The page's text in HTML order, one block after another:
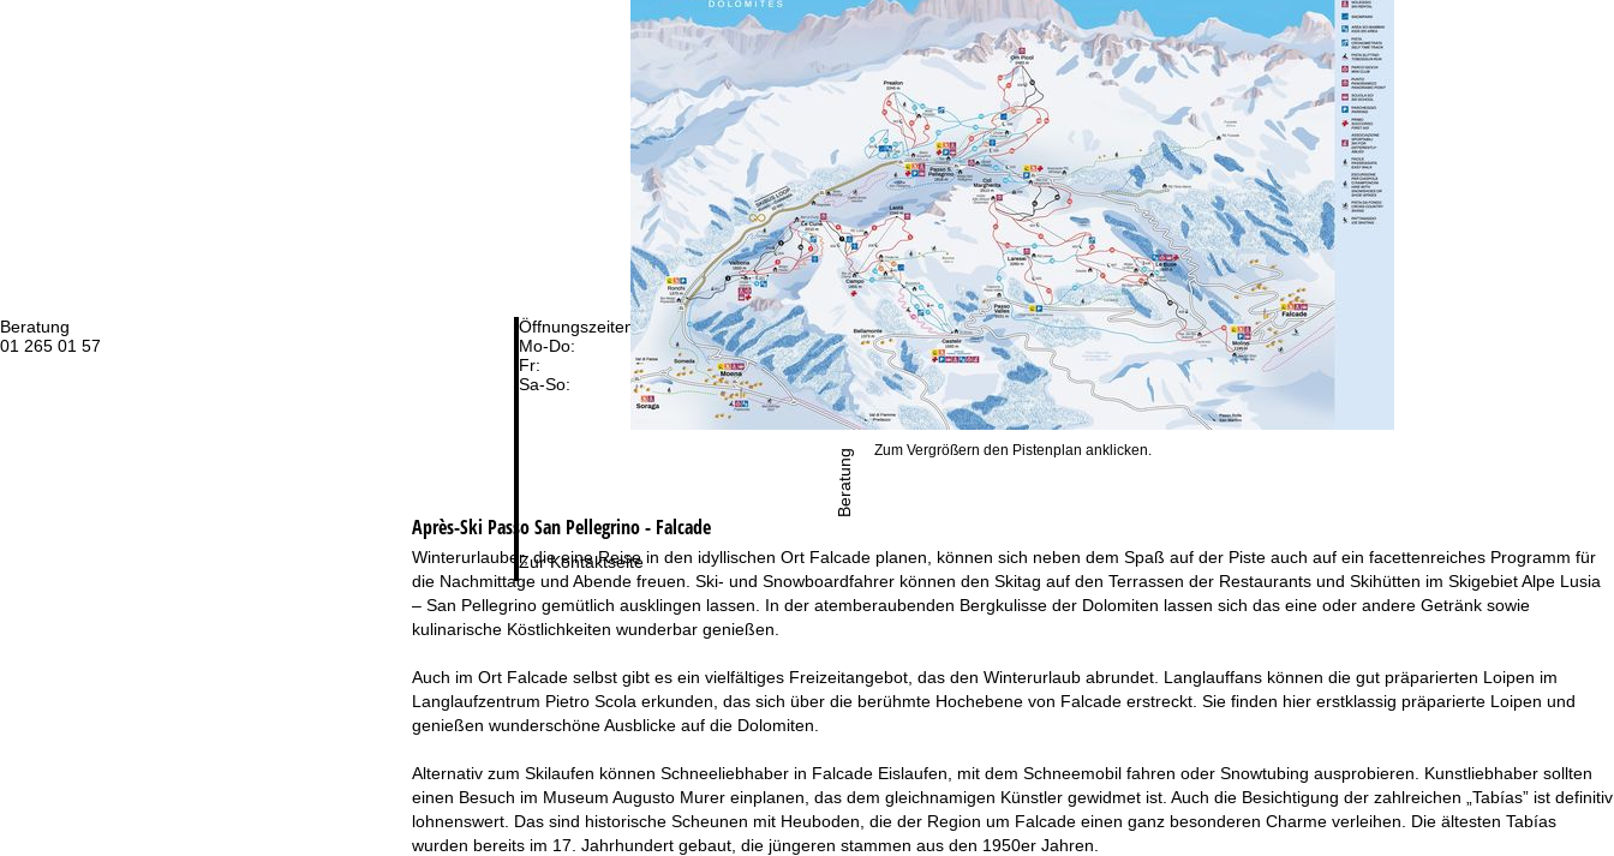
Beratung
01 265 01 57
Öffnungszeiten
Mo-Do:
09:00-17:00 Uhr
Fr:
09:00-15:00 Uhr
Sa-So:
geschlossen
Zur Kontaktseite
Beratung Zum Vergrößern den Pistenplan anklicken.
Après-Ski Passo San Pellegrino - Falcade
Winterurlauber, die eine Reise in den idyllischen Ort Falcade planen, können sich neben dem Spaß auf der Piste auch auf ein facettenreiches Programm für
die Nachmittage und Abende freuen. Ski- und Snowboardfahrer können den Skitag auf den Terrassen der Restaurants und Skihütten im Skigebiet Alpe Lusia
– San Pellegrino gemütlich ausklingen lassen. In der atemberaubenden Bergkulisse der Dolomiten lassen sich das eine oder andere Getränk sowie
kulinarische Köstlichkeiten wunderbar genießen.
Auch im Ort Falcade selbst gibt es ein vielfältiges Freizeitangebot, das den Winterurlaub abrundet. Langlauffans können die gut präparierten Loipen im
Langlaufzentrum Pietro Scola erkunden, das sich über die berühmte Hochebene von Falcade erstreckt. Sie finden hier erstklassig präparierte Loipen und
genießen wunderschöne Ausblicke auf die Dolomiten.
Alternativ zum Skilaufen können Schneeliebhaber in Falcade Eislaufen, mit dem Schneemobil fahren oder Snowtubing ausprobieren. Kunstliebhaber sollten
einen Besuch im Museum Augusto Murer einplanen, das dem gleichnamigen Künstler gewidmet ist. Auch die Besichtigung der zahlreichen „Tabías” ist definitiv
lohnenswert. Das sind historische Scheunen mit Heuboden, die der Region um Falcade einen ganz besonderen Charme verleihen. Die ältesten Tabías
wurden bereits im 17. Jahrhundert gebaut, die jüngeren stammen aus den 1950er Jahren.